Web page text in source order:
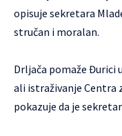
opisuje sekretara
stručan i moralan.
Drljača pomaže
ali istraživanje Centra
pokazuje da je